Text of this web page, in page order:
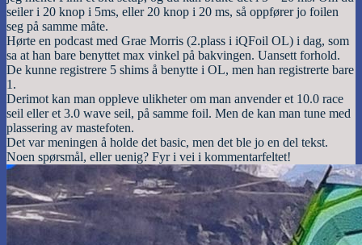
seiler i 20 knop i 5ms, eller 20 knop i 20 ms, så oppfører jo foilen
seg på samme måte.
Hørte en podcast med Grae Morris (2.plass i iQFoil OL) i dag, som
sa at han bare benyttet max vinkel på bakvingen. Uansett forhold.
De kunne registrere 5 shims å benytte i OL, men han registrerte bare
1.
Derimot kan man oppleve ulikheter om man anvender et 10.0 race
seil eller et 3.0 wave seil, på samme foil. Men de kan man tune med
plassering av mastefoten.
Det var meningen å holde det basic, men det ble jo en del tekst.
Noen spørsmål, eller uenig? Fyr i vei i kommentarfeltet!